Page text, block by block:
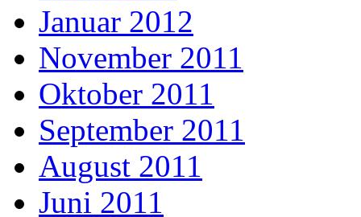
Januar 2012
November 2011
Oktober 2011
September 2011
August 2011
Juni 2011